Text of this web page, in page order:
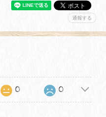
通報する
0 0